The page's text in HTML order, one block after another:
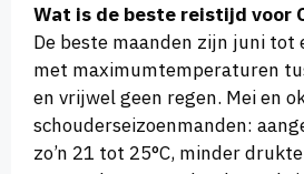
Wat is de beste reistijd voor
De beste maanden zijn juni tot
met maximumtemperaturen
en vrijwel geen regen. Mei en
schouderseizoenmanden:
zo’n 21 tot 25°C, minder